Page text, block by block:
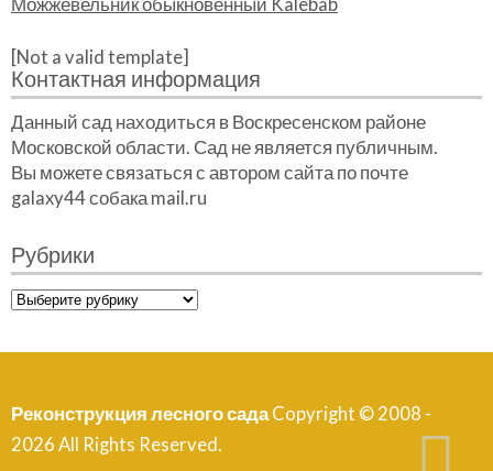
Можжевельник обыкновенный Kalebab
[Not a valid template]
Контактная информация
Данный сад находиться в Воскресенском районе
Московской области. Сад не является публичным.
Вы можете связаться с автором сайта по почте
galaxy44 собака mail.ru
Рубрики
Рубрики
Реконструкция лесного садаCopyright © 2008 -
2026 All Rights Reserved.